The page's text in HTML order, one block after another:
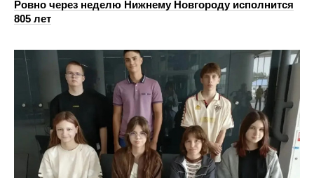
Ровно через неделю Нижнему Новгороду исполнится
805 лет